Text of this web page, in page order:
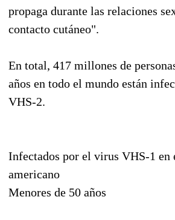
propaga durante las relaciones
contacto cutáneo".
En total, 417 millones de
años en todo el mundo están
VHS-2.
Infectados por el virus VHS-1 en
americano
Menores de 50 años